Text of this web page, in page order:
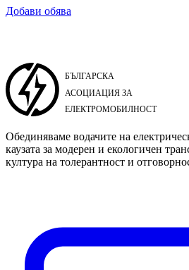
Добави обява
Обединяваме водачите на
каузата за модерен и екологичен
култура на толерантност и